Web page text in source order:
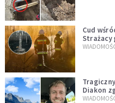
Cud
Strażacy
Diakon